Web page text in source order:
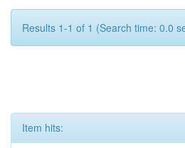
Results 1-1 of 1 (Search time: 0.0
Item hits: